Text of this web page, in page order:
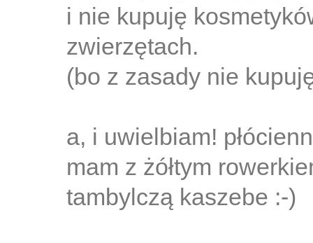
i nie kupuję
zwierzętach.
(bo z zasady nie
a, i uwielbiam!
mam z żółtym
tambylczą kaszebe :-)